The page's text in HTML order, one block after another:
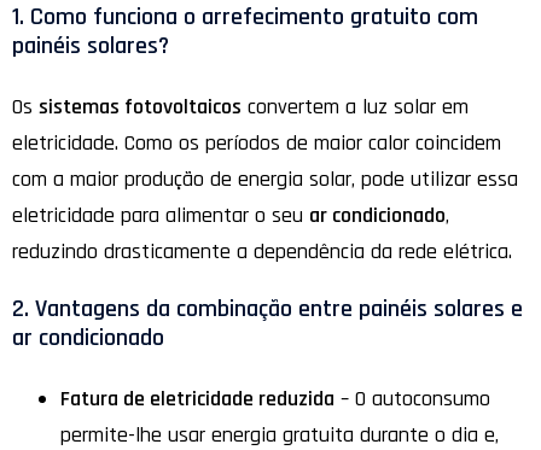
1. Como funciona o arrefecimento gratuito com
painéis solares?
Os sistemas fotovoltaicos convertem a luz solar em
eletricidade. Como os períodos de maior calor coincidem
com a maior produção de energia solar, pode utilizar essa
eletricidade para alimentar o seu ar condicionado,
reduzindo drasticamente a dependência da rede elétrica.
2. Vantagens da combinação entre painéis solares e
ar condicionado
Fatura de eletricidade reduzida – O autoconsumo
permite-lhe usar energia gratuita durante o dia e,